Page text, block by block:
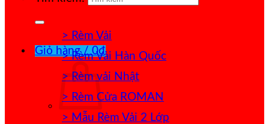
Giỏ hàng /0₫
> Rèm Vải
> Rèm Vải Hàn Quốc
> Rèm vải Nhật
> Rèm Cửa ROMAN
> Mẫu Rèm Vải 2 Lớp